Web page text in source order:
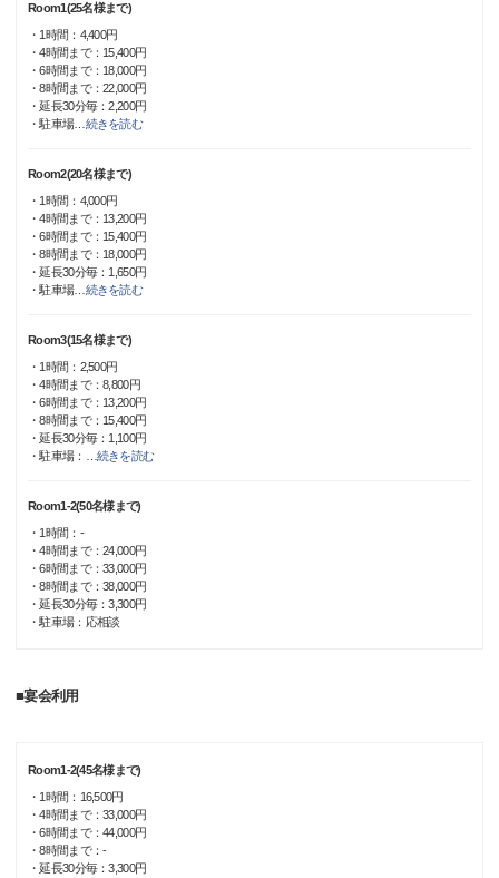
Room1(25名様まで)
・1時間：4,400円
・4時間まで：15,400円
・6時間まで：18,000円
・8時間まで：22,000円
・延長30分毎：2,200円
・駐車場… 続きを読む
Room2(20名様まで)
・1時間：4,000円
・4時間まで：13,200円
・6時間まで：15,400円
・8時間まで：18,000円
・延長30分毎：1,650円
・駐車場… 続きを読む
Room3(15名様まで)
・1時間：2,500円
・4時間まで：8,800円
・6時間まで：13,200円
・8時間まで：15,400円
・延長30分毎：1,100円
・駐車場：
続きを読む
Room1-2(50名様まで)
・1時間：-
・4時間まで：24,000円
・6時間まで：33,000円
・8時間まで：38,000円
・延長30分毎：3,300円
・駐車場：応相談
■宴会利用
Room1-2(45名様まで)
・1時間：16,500円
・4時間まで：33,000円
・6時間まで：44,000円
・8時間まで：-
・延長30分毎：3,300円